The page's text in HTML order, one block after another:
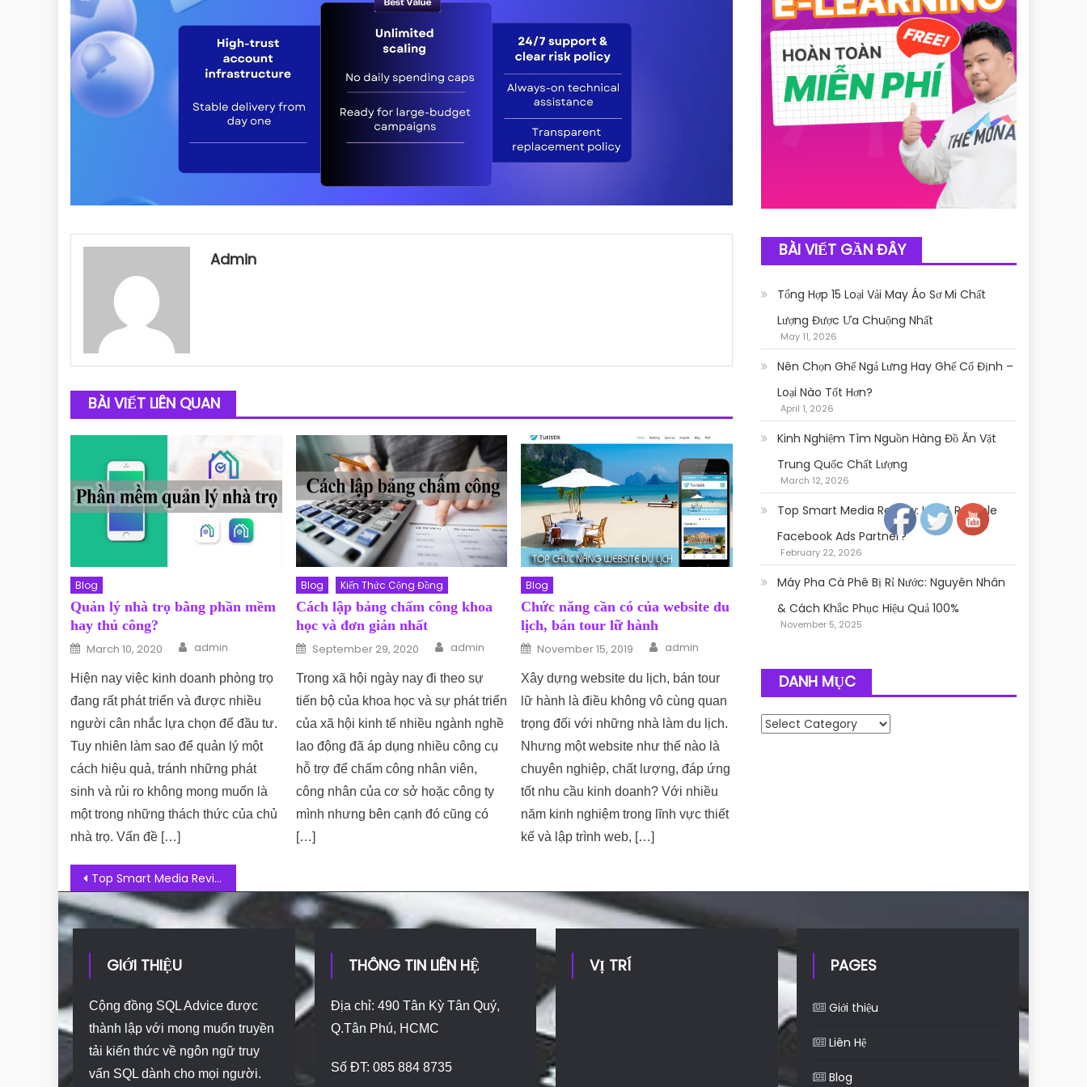
Admin
BÀI VIẾT LIÊN QUAN
Blog
Quản lý nhà trọ bằng phần mềm
hay thủ công?
Posted on
March 10, 2020 Author
admin
Hiện nay việc kinh doanh phòng trọ
đang rất phát triển và được nhiều
người cân nhắc lựa chọn để đầu tư.
Tuy nhiên làm sao để quản lý một
cách hiệu quả, tránh những phát
sinh và rủi ro không mong muốn là
một trong những thách thức của chủ
nhà trọ. Vấn đề […]
Blog Kiến Thức Cộng Đồng
Cách lập bảng chấm công khoa
học và đơn giản nhất
Posted on
September 29, 2020 Author
admin
Trong xã hội ngày nay đi theo sự
tiến bộ của khoa học và sự phát triển
của xã hội kinh tế nhiều ngành nghề
lao động đã áp dụng nhiều công cụ
hỗ trợ để chấm công nhân viên,
công nhân của cơ sở hoặc công ty
mình nhưng bên cạnh đó cũng có
[…]
Blog
Chức năng cần có của website du
lịch, bán tour lữ hành
Posted on
November 15, 2019 Author
admin
Xây dựng website du lịch, bán tour
lữ hành là điều không vô cùng quan
trọng đối với những nhà làm du lịch.
Nhưng một website như thế nào là
chuyên nghiệp, chất lượng, đáp ứng
tốt nhu cầu kinh doanh? Với nhiều
năm kinh nghiệm trong lĩnh vực thiết
kế và lập trình web, […]
Post navigation
Top Smart Media Review: Is It A Reliable Facebook Ads Partner?
BÀI VIẾT GẦN ĐÂY
Tổng Hợp 15 Loại Vải May Áo Sơ Mi Chất
Lượng Được Ưa Chuộng Nhất
May 11, 2026
Nên Chọn Ghế Ngả Lưng Hay Ghế Cố Định –
Loại Nào Tốt Hơn?
April 1, 2026
Kinh Nghiệm Tìm Nguồn Hàng Đồ Ăn Vặt
Trung Quốc Chất Lượng
March 12, 2026
Top Smart Media Review: Is It A Reliable
Facebook Ads Partner?
February 22, 2026
Máy Pha Cà Phê Bị Rỉ Nước: Nguyên Nhân
& Cách Khắc Phục Hiệu Quả 100%
November 5, 2025
DANH MỤC
Danh mục
GIỚI THIỆU
Cộng đồng SQL Advice được
thành lập với mong muốn truyền
tải kiến thức về ngôn ngữ truy
vấn SQL dành cho mọi người.
THÔNG TIN LIÊN HỆ
Địa chỉ: 490 Tân Kỳ Tân Quý,
Q.Tân Phú, HCMC
Số ĐT: 085 884 8735
VỊ TRÍ PAGES
Giới thiệu
Liên Hệ
Blog